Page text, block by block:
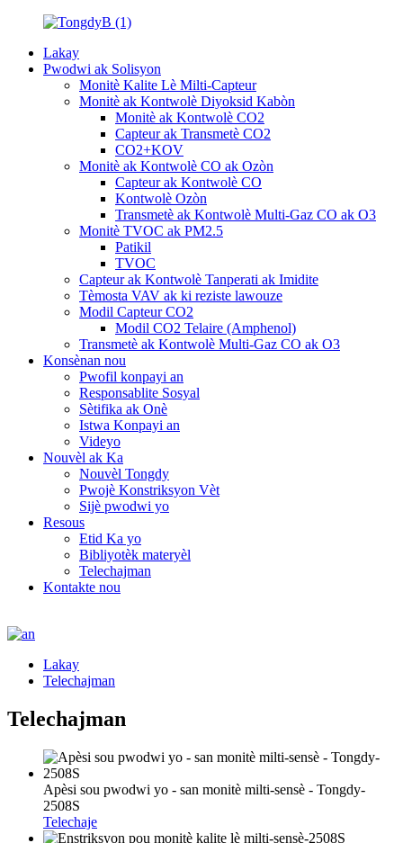
Lakay
Pwodwi ak Solisyon
Monitè Kalite Lè Milti-Capteur
Monitè ak Kontwolè Diyoksid Kabòn
Monitè ak Kontwolè CO2
Capteur ak Transmetè CO2
CO2+KOV
Monitè ak Kontwolè CO ak Ozòn
Capteur ak Kontwolè CO
Kontwolè Ozòn
Transmetè ak Kontwolè Multi-Gaz CO ak O3
Monitè TVOC ak PM2.5
Patikil
TVOC
Capteur ak Kontwolè Tanperati ak Imidite
Tèmosta VAV ak ki reziste lawouze
Modil Capteur CO2
Modil CO2 Telaire (Amphenol)
Transmetè ak Kontwolè Multi-Gaz CO ak O3
Konsènan nou
Pwofil konpayi an
Responsablite Sosyal
Sètifika ak Onè
Istwa Konpayi an
Videyo
Nouvèl ak Ka
Nouvèl Tongdy
Pwojè Konstriksyon Vèt
Sijè pwodwi yo
Resous
Etid Ka yo
Bibliyotèk materyèl
Telechajman
Kontakte nou
Lakay
Telechajman
Telechajman
Apèsi sou pwodwi yo - san monitè milti-sensè - Tongdy-
2508S
Telechaje